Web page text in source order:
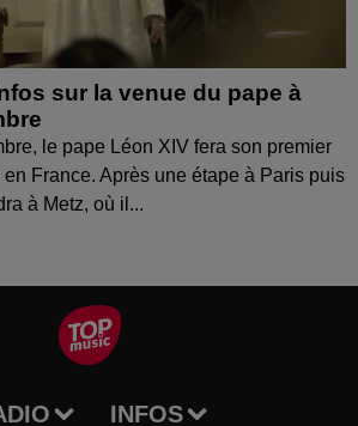
sur la venue du pape à
le pape Léon XIV fera son premier
France. Après une étape à Paris puis
à Metz, où il...
INFOS